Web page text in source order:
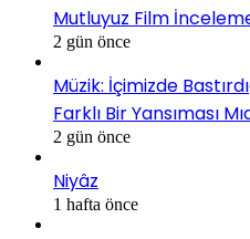
Mutluyuz Film
2 gün önce
Müzik: İçimizde
Farklı Bir Yansıması
2 gün önce
Niyâz
1 hafta önce